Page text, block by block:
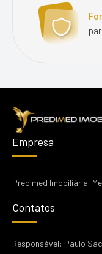
Empresa
Predimed Imobiliária,
Contatos
Responsável: Paulo